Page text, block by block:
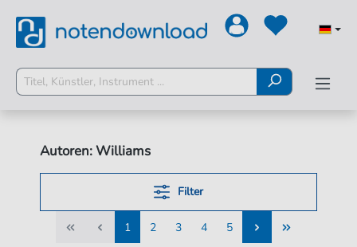
Autoren: Williams
Filter
1
2
3
4
5